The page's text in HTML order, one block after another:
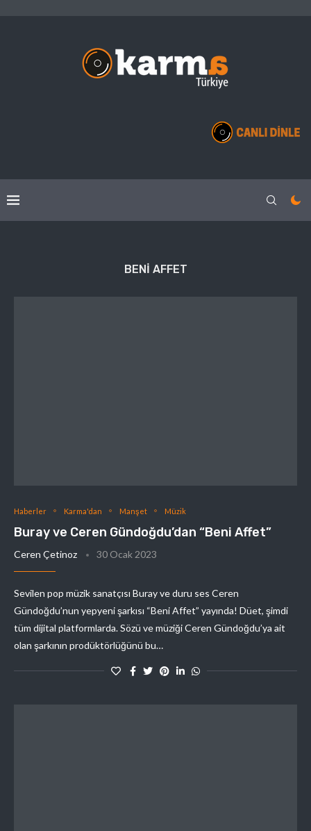
BENI AFFET
Haberler Karma'dan Manşet Müzik
Buray ve Ceren Gündoğdu’dan “Beni Affet”
Ceren Çetinoz 30 Ocak 2023
Sevilen pop müzik sanatçısı Buray ve duru ses Ceren
Gündoğdu’nun yepyeni şarkısı “Beni Affet” yayında! Düet, şimdi
tüm dijital platformlarda. Sözü ve müziği Ceren Gündoğdu’ya ait
olan şarkının prodüktörlüğünü bu…